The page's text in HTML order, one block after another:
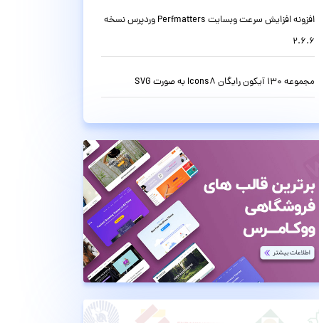
افزونه افزایش سرعت وبسایت Perfmatters وردپرس نسخه
2.6.6
مجموعه 130 آیکون رایگان Icons8 به صورت SVG